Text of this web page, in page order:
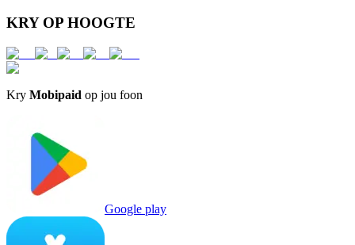
KRY OP HOOGTE
Kry Mobipaid op jou foon
Google play